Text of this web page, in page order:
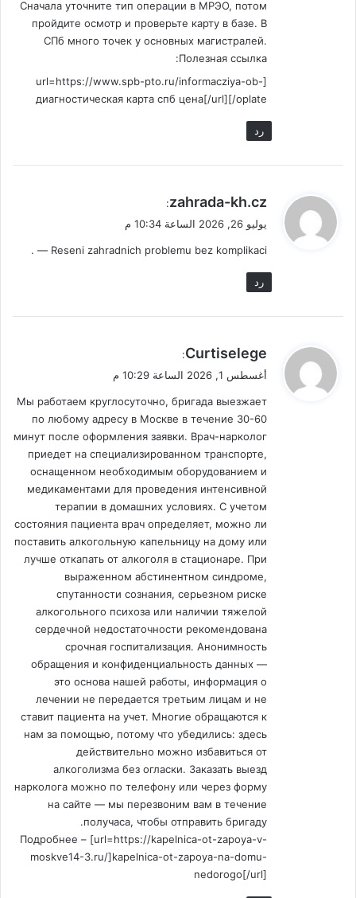
Сначала уточните тип операции в МРЭО, потом
пройдите осмотр и проверьте карту в базе. В
СПб много точек у основных магистралей.
Полезная ссылка:
[url=https://www.spb-pto.ru/informacziya-ob-
oplate/]диагностическая карта спб цена[/url]
رد
ي
ل
zahrada-kh.cz
:
يوليو 26, 2026 الساعة 10:34 م
Reseni zahradnich problemu bez komplikaci — .
رد
ي
ق
ل
Curtiselege
:
أغسطس 1, 2026 الساعة 10:29 م
Мы работаем круглосуточно, бригада выезжает
по любому адресу в Москве в течение 30-60
минут после оформления заявки. Врач-нарколог
приедет на специализированном транспорте,
оснащенном необходимым оборудованием и
медикаментами для проведения интенсивной
терапии в домашних условиях. С учетом
состояния пациента врач определяет, можно ли
поставить алкогольную капельницу на дому или
лучше откапать от алкоголя в стационаре. При
выраженном абстинентном синдроме,
спутанности сознания, серьезном риске
алкогольного психоза или наличии тяжелой
сердечной недостаточности рекомендована
срочная госпитализация. Анонимность
обращения и конфиденциальность данных —
это основа нашей работы, информация о
лечении не передается третьим лицам и не
ставит пациента на учет. Многие обращаются к
нам за помощью, потому что убедились: здесь
действительно можно избавиться от
алкоголизма без огласки. Заказать выезд
нарколога можно по телефону или через форму
на сайте — мы перезвоним вам в течение
получаса, чтобы отправить бригаду.
Подробнее – [url=https://kapelnica-ot-zapoya-v-
moskve14-3.ru/]kapelnica-ot-zapoya-na-domu-
nedorogo[/url]